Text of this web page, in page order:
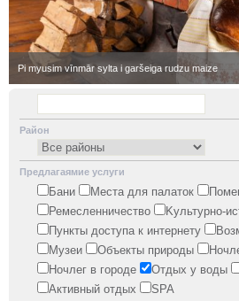
Pi myusim vīnmār sylta i garšeiga rudzu maize
•Район
Предлагаямие услуги
Бани Места для палаток
Ремесленничество
Kультурно-
Пункты доступа к интернету
Mузеи
Oбъекты природы
Ночлег в городе
Oтдых у воды
Активный отдых
SPA